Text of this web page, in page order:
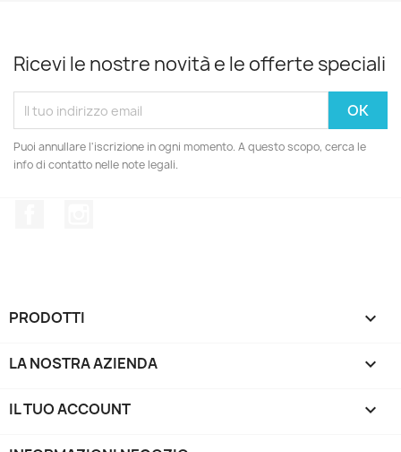
Ricevi le nostre novità e le offerte speciali
Puoi annullare l'iscrizione in ogni momento. A questo scopo, cerca le
info di contatto nelle note legali.
PRODOTTI 
LA NOSTRA AZIENDA 
IL TUO ACCOUNT 